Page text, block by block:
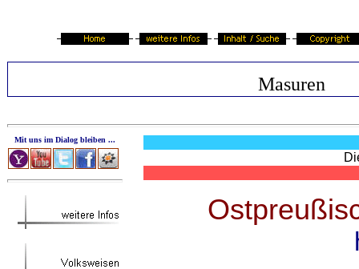
Masuren
Mit uns im Dialog bleiben ...